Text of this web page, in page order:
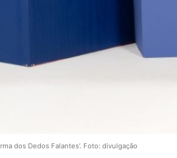
dos Dedos Falantes’. Foto: divulgação